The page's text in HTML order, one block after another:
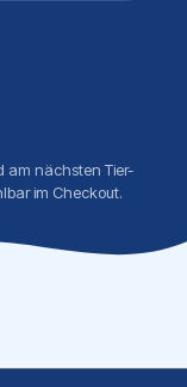
am nächsten Tier-
im Checkout.